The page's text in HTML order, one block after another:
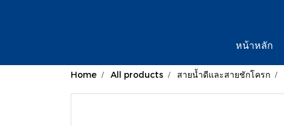
หน้าหลัก
Home All products สายน้ำดีและสายชักโครก